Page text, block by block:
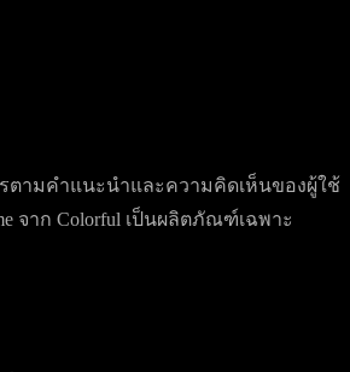
ตามคำแนะนำและความคิดเห็นของผู้ใช้
จาก Colorful เป็นผลิตภัณฑ์เฉพาะ